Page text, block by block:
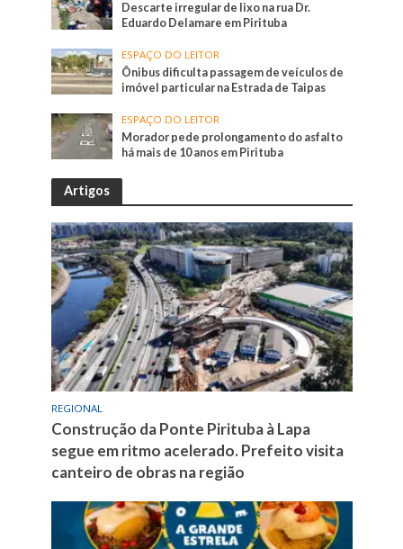
Descarte irregular de lixo na rua Dr.
Eduardo Delamare em Pirituba
ESPAÇO DO LEITOR
Ônibus dificulta passagem de veículos de
imóvel particular na Estrada de Taipas
ESPAÇO DO LEITOR
Morador pede prolongamento do asfalto
há mais de 10 anos em Pirituba
Artigos
REGIONAL
Construção da Ponte Pirituba à Lapa
segue em ritmo acelerado. Prefeito visita
canteiro de obras na região